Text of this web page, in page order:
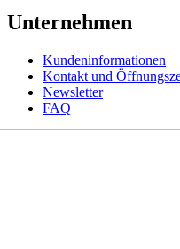
Unternehmen
Kundeninformationen
Kontakt und
Newsletter
FAQ